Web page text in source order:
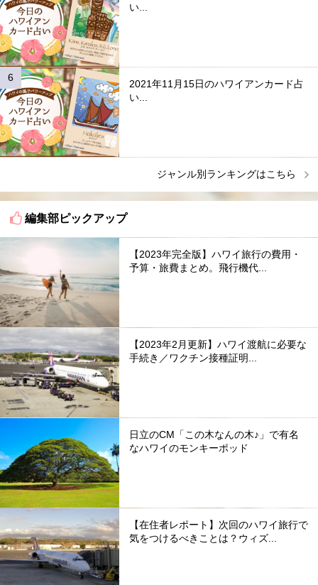
い...
2021年11月15日のハワイアンカード占
い...
ジャンル別ランキングはこちら
編集部ピックアップ
【2023年完全版】ハワイ旅行の費用・
予算・旅費まとめ。飛行機代...
【2023年2月更新】ハワイ渡航に必要な
手続き／ワクチン接種証明...
日立のCM「この木なんの木♪」で有名
なハワイのモンキーポッド
【在住者レポート】次回のハワイ旅行で
気をつけるべきことは？ウィズ...